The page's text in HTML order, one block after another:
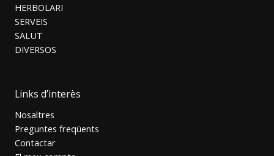
HERBOLARI
SERVEIS
SALUT
DIVERSOS
Links d’interès
Nosaltres
Preguntes freqüents
Contactar